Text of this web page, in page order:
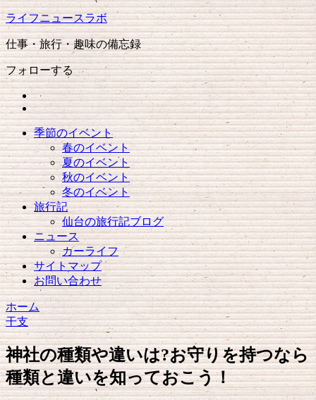
ライフニュースラボ
仕事・旅行・趣味の備忘録
フォローする
季節のイベント
春のイベント
夏のイベント
秋のイベント
冬のイベント
旅行記
仙台の旅行記ブログ
ニュース
カーライフ
サイトマップ
お問い合わせ
ホーム
干支
神社の種類や違いは?お守りを持つなら
種類と違いを知っておこう！